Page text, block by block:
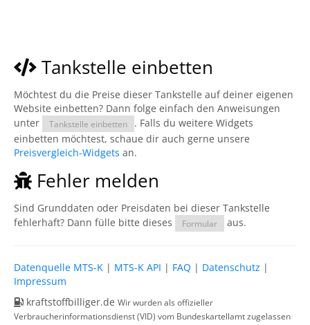
Tankstelle einbetten
Möchtest du die Preise dieser Tankstelle auf deiner eigenen
Website einbetten? Dann folge einfach den Anweisungen
unter
Tankstelle einbetten
. Falls du weitere Widgets
einbetten möchtest, schaue dir auch gerne unsere
Preisvergleich-Widgets an.
Fehler melden
Sind Grunddaten oder Preisdaten bei dieser Tankstelle
fehlerhaft? Dann fülle bitte dieses
Formular aus.
Datenquelle MTS-K | MTS-K API | FAQ | Datenschutz |
Impressum
kraftstoffbilliger.de Wir wurden als offizieller
Verbraucherinformationsdienst (VID) vom Bundeskartellamt zugelassen